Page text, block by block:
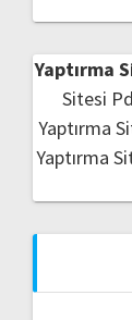
Yaptırma
Sitesi
Yaptırma
Yaptırma